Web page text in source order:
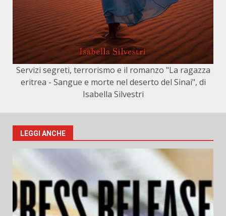
Servizi segreti, terrorismo e il romanzo "La ragazza
eritrea - Sangue e morte nel deserto del Sinai", di
Isabella Silvestri
LEGGI ANCHE